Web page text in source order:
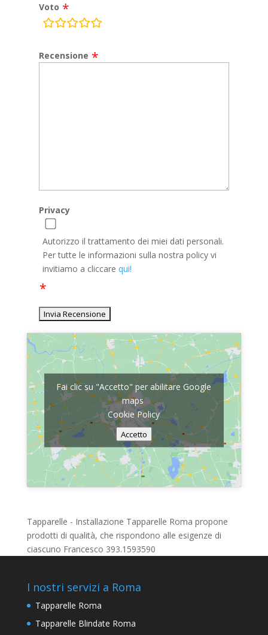
Voto
rating
Recensione
Privacy
Autorizzo il trattamento dei miei dati personali.
Per tutte le informazioni sulla nostra policy vi
invitiamo a cliccare qui!
Fai clic su "Accetto" per abilitare Google
maps
Cookie Policy
Accetto
Tapparelle - Installazione Tapparelle Roma propone
prodotti di qualità, che rispondono alle esigenze di
ciascuno Francesco 393.1593590
I nostri servizi a Roma
Tapparelle Roma
Tapparelle Blindate Roma